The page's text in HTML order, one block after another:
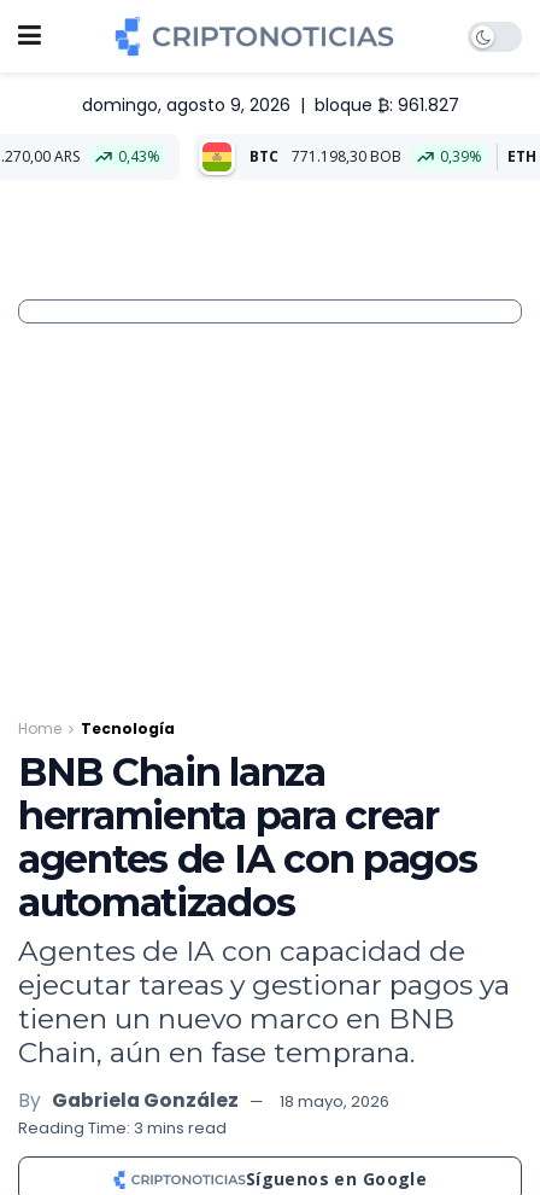
domingo, agosto 9, 2026 | bloque ₿: 961.827
0,43% 771.198,30 BOB 0,39% ETH 22.830,22
Home Tecnología
BNB Chain lanza
herramienta para crear
agentes de IA con pagos
automatizados
Agentes de IA con capacidad de
ejecutar tareas y gestionar pagos ya
tienen un nuevo marco en BNB
Chain, aún en fase temprana.
By Gabriela González
18 mayo, 2026
Reading Time: 3 mins read
Síguenos en Google